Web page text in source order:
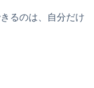
るのは、自分だけ